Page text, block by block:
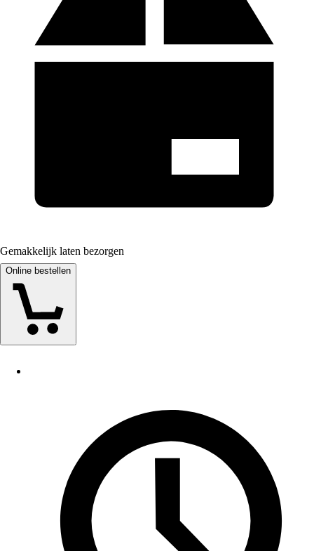
Gemakkelijk laten bezorgen
Online bestellen